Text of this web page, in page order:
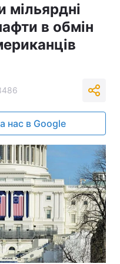
в обмін
нас в Google